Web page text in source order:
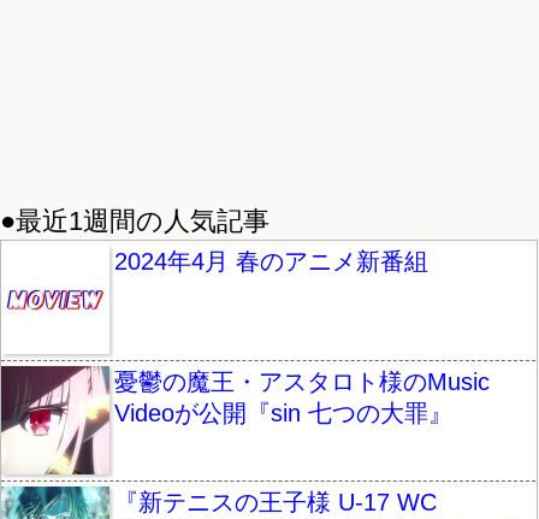
●最近1週間の人気記事
2024年4月 春のアニメ新番組
憂鬱の魔王・アスタロト様のMusic
Videoが公開『sin 七つの大罪』
『新テニスの王子様 U-17 WC